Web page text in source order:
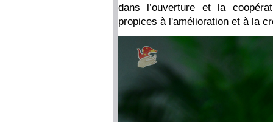
dans l’ouverture et la
propices à l'amélioration et à la